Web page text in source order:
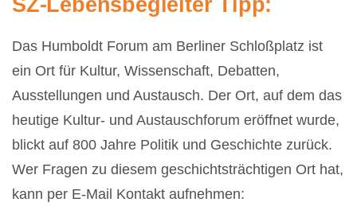
Das Humboldt Forum am Berliner Schloßplatz ist
ein Ort für Kultur, Wissenschaft, Debatten,
Ausstellungen und Austausch. Der Ort, auf dem das
heutige Kultur- und Austauschforum eröffnet wurde,
blickt auf 800 Jahre Politik und Geschichte zurück.
Wer Fragen zu diesem geschichtsträchtigen Ort hat,
kann per E-Mail Kontakt aufnehmen: